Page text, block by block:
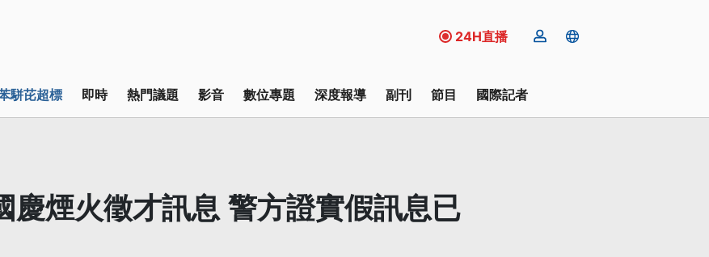
24H直播
駢芘超標 即時 熱門議題 影音 數位專題 深度報導 副刊 節目 國際記者
慶煙火徵才訊息 警方證實假訊息已